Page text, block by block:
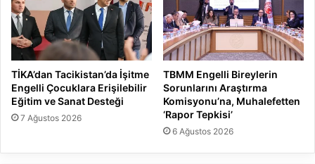
TİKA’dan Tacikistan’da İşitme
Engelli Çocuklara Erişilebilir
Eğitim ve Sanat Desteği
7 Ağustos 2026
TBMM Engelli Bireylerin
Sorunlarını Araştırma
Komisyonu’na, Muhalefetten
‘Rapor Tepkisi’
6 Ağustos 2026